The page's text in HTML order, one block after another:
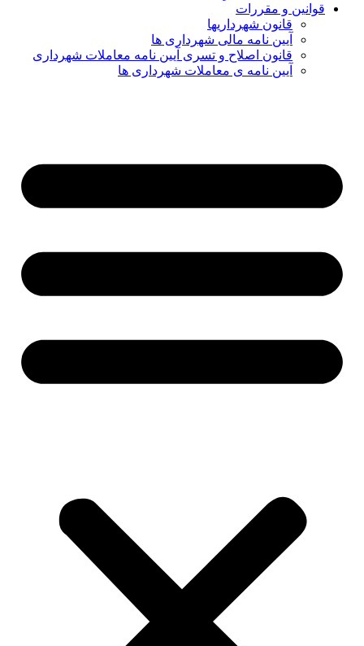
قوانین و مقررات
قانون شهرداریها
آیین نامه مالی شهرداری ها
قانون اصلاح و تسری آیین نامه معاملات شهرداری
آیین نامه ی معاملات شهرداری ها